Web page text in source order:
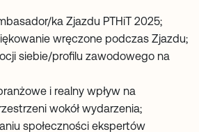
ka Zjazdu PTHiT 2025;
wręczone podczas Zjazdu;
siebie/profilu zawodowego na
i realny wpływ na
wokół wydarzenia;
społeczności ekspertów